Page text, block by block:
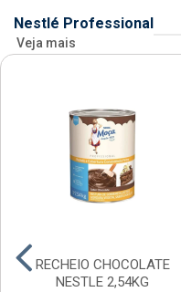
Nestlé Professional
Veja mais
RECHEIO CHOCOLATE
NESTLE 2,54KG